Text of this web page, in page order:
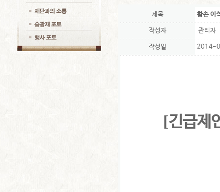
제목 황손 이
작성자 관리자
작성일 2014-
[긴급제